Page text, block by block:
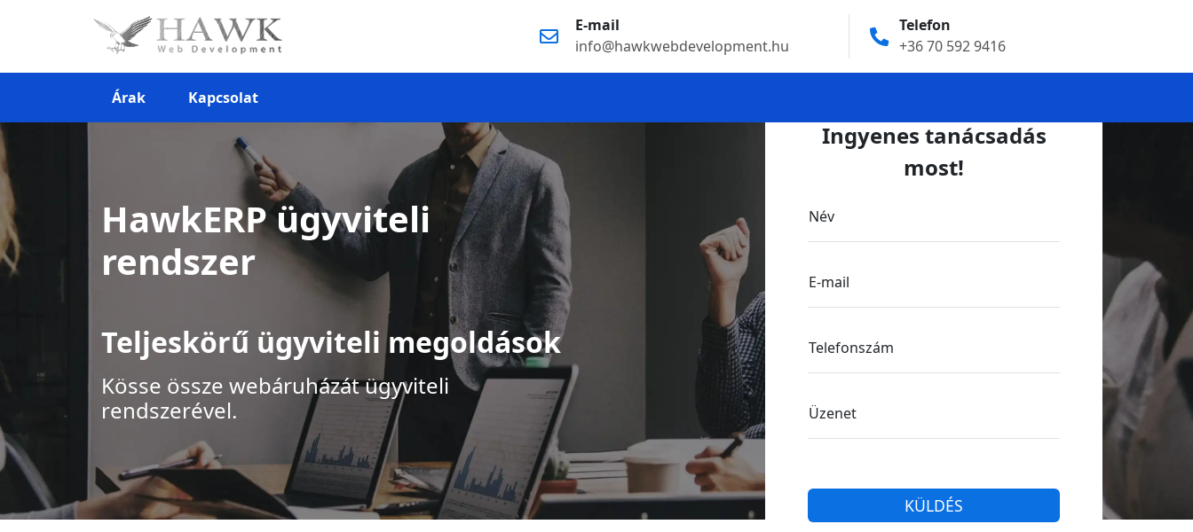
E-mail
info@hawkwebdevelopment.hu
Telefon
+36 70 592 9416
Árak Kapcsolat
HawkERP ügyviteli
rendszer
Teljeskörű ügyviteli megoldások
Kösse össze webáruházát ügyviteli
rendszerével.
Ingyenes tanácsadás
most!
Név
E-mail
Telefonszám
Üzenet
KÜLDÉS